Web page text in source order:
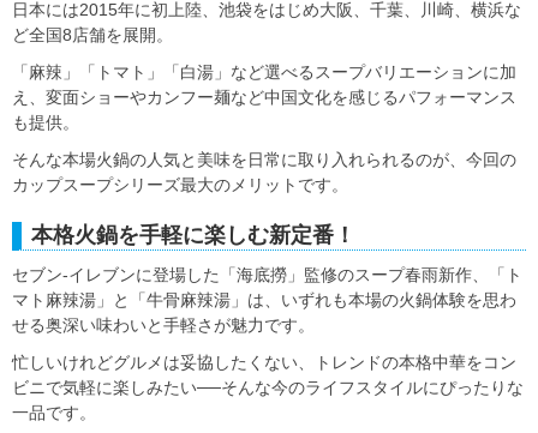
日本には2015年に初上陸、池袋をはじめ大阪、千葉、川崎、横浜な
ど全国8店舗を展開。
「麻辣」「トマト」「白湯」など選べるスープバリエーションに加
え、変面ショーやカンフー麺など中国文化を感じるパフォーマンス
も提供。
そんな本場火鍋の人気と美味を日常に取り入れられるのが、今回の
カップスープシリーズ最大のメリットです。
本格火鍋を手軽に楽しむ新定番！
セブン‐イレブンに登場した「海底撈」監修のスープ春雨新作、「ト
マト麻辣湯」と「牛骨麻辣湯」は、いずれも本場の火鍋体験を思わ
せる奥深い味わいと手軽さが魅力です。
忙しいけれどグルメは妥協したくない、トレンドの本格中華をコン
ビニで気軽に楽しみたい──そんな今のライフスタイルにぴったりな
一品です。